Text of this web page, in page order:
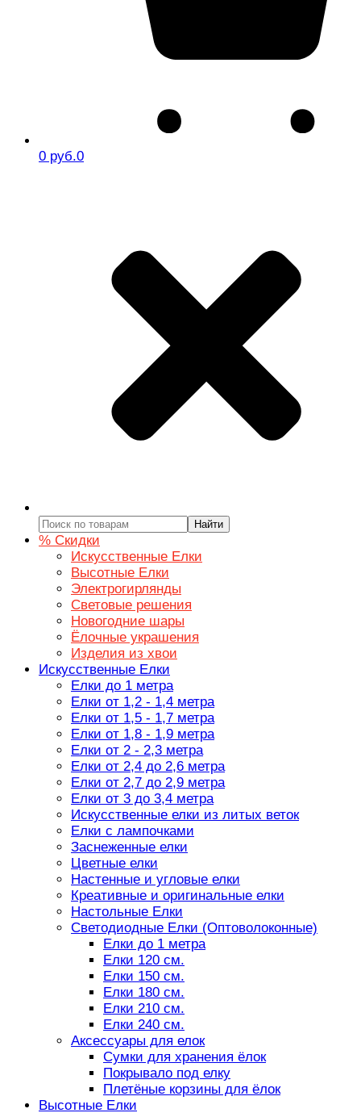
0 руб.0
Найти
% Скидки
Искусственные Елки
Высотные Елки
Электрогирлянды
Световые решения
Новогодние шары
Ёлочные украшения
Изделия из хвои
Искусственные Елки
Елки до 1 метра
Елки от 1,2 - 1,4 метра
Елки от 1,5 - 1,7 метра
Елки от 1,8 - 1,9 метра
Елки от 2 - 2,3 метра
Елки от 2,4 до 2,6 метра
Елки от 2,7 до 2,9 метра
Елки от 3 до 3,4 метра
Искусственные елки из литых веток
Елки с лампочками
Заснеженные елки
Цветные елки
Настенные и угловые елки
Креативные и оригинальные елки
Настольные Елки
Светодиодные Елки (Оптоволоконные)
Елки до 1 метра
Елки 120 см.
Елки 150 см.
Елки 180 см.
Елки 210 см.
Елки 240 см.
Аксессуары для елок
Сумки для хранения ёлок
Покрывало под елку
Плетёные корзины для ёлок
Высотные Елки